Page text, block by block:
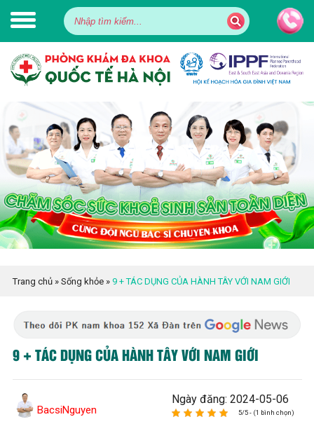
Trang chủ» Sống khỏe» 9 + TÁC DỤNG CỦA HÀNH TÂY VỚI NAM GIỚI
9 + TÁC DỤNG CỦA HÀNH TÂY VỚI NAM GIỚI
BacsiNguyen
Ngày đăng: 2024-05-06
5/5 - (1 bình chọn)